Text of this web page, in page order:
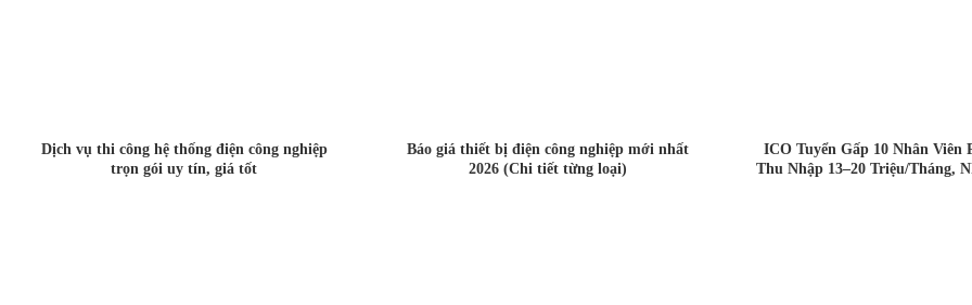
Dịch vụ thi công hệ thống điện công nghiệp
trọn gói uy tín, giá tốt
Báo giá thiết bị điện công nghiệp mới nhất
2026 (Chi tiết từng loại)
ICO Tuyển Gấp 10 Nhân Viên
Thu Nhập 13–20 Triệu/Tháng,